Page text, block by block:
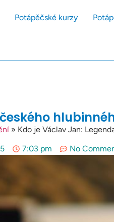
Potápěčské kurzy
» Kdo je Václav Jan:
7:03 pm No